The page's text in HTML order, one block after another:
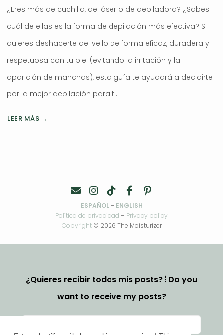
¿Eres más de cuchilla, de láser o de depiladora? ¿Sabes
cuál de ellas es la forma de depilación más efectiva? Si
quieres deshacerte del vello de forma eficaz, duradera y
respetuosa con tu piel (evitando la irritación y la
aparición de manchas), esta guía te ayudará a decidirte
por la mejor depilación para ti.
LEER MÁS →
ESPAÑOL– ENGLISH
Política de privacidad – Privacy policy
Copyright© 2026 The Moisturizer
¿Quieres recibir todos mis posts? ⦙ Do you
want to receive my posts?